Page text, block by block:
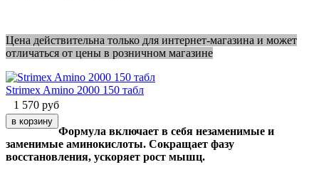
Цена действительна только для интернет-магазина и может
отличаться от цены в розничном магазине
Strimex Amino 2000 150 табл
1 570 руб
Формула включает в себя незаменимые и
заменимые аминокислоты. Сокращает фазу
восстановления, ускоряет рост мышц.